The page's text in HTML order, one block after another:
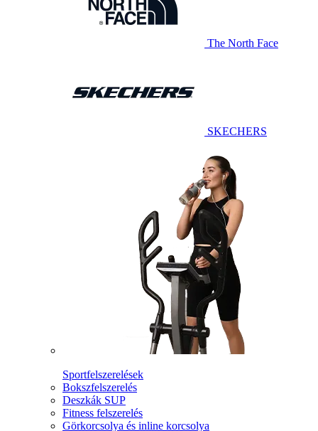
The North Face
SKECHERS
Sportfelszerelések
Bokszfelszerelés
Deszkák SUP
Fitness felszerelés
Görkorcsolya és inline korcsolya